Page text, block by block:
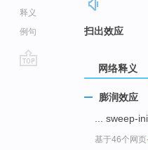
释义
例句
扫出效应
网络释义
膨润效应
... sweep-
基于46个网页